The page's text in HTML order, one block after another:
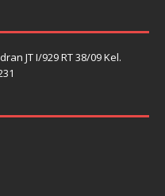
JT I/929 RT 38/09 Kel.